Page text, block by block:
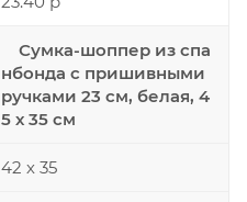
Сумка-шоппер из спа
нбонда с пришивными
ручками 23 см, белая, 4
5 х 35 см
42 х 35